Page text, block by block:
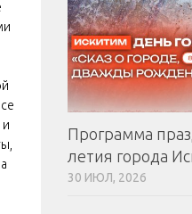
Программа
летия города
30 ИЮЛ, 2026